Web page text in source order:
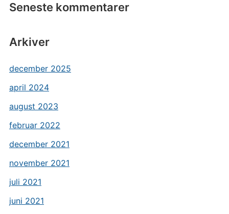
Seneste kommentarer
Arkiver
december 2025
april 2024
august 2023
februar 2022
december 2021
november 2021
juli 2021
juni 2021